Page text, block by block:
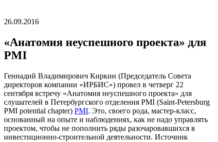
26.09.2016
«Анатомия неуспешного проекта» для
PMI
Геннадий Владимирович Киркин (Председатель Совета
директоров компании «ИРБИС») провел в четверг 22
сентября встречу «Анатомия неуспешного проекта» для
слушателей в Петербургского отделения PMI (Saint-Petersburg
PMI potential chapter) PMI. Это, своего рода, мастер-класс,
основанный на опыте и наблюдениях, как не надо управлять
проектом, чтобы не пополнить ряды разочаровавшихся в
инвестиционно-строительной деятельности. Источник